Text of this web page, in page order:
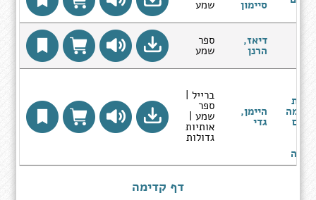
סיימון שמע
דיאז,
הרנן
ספר
שמע
- למה היימן,
גדי
ברייל |
ספר
שמע |
אותיות
גדולות
דף קדימה